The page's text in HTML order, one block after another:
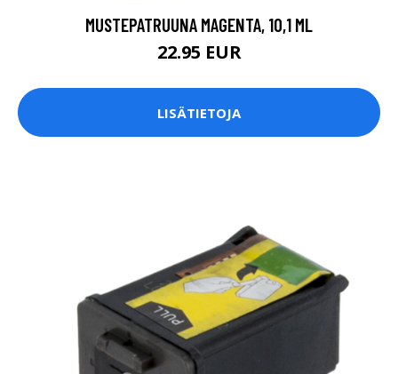
MUSTEPATRUUNA MAGENTA, 10,1 ML
22.95 EUR
LISÄTIETOJA